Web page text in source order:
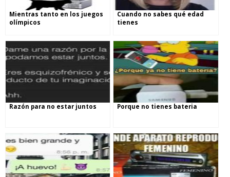
Mientras tanto en los juegos
olímpicos
Cuando no sabes qué edad
tienes
Razón para no estar juntos Porque no tienes bateria